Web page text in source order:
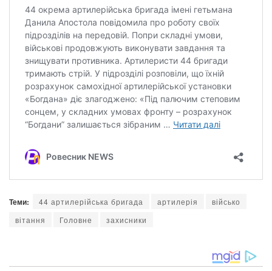
Теми: 44 артилерійська бригада артилерія
військо
вітання
Головне захисники